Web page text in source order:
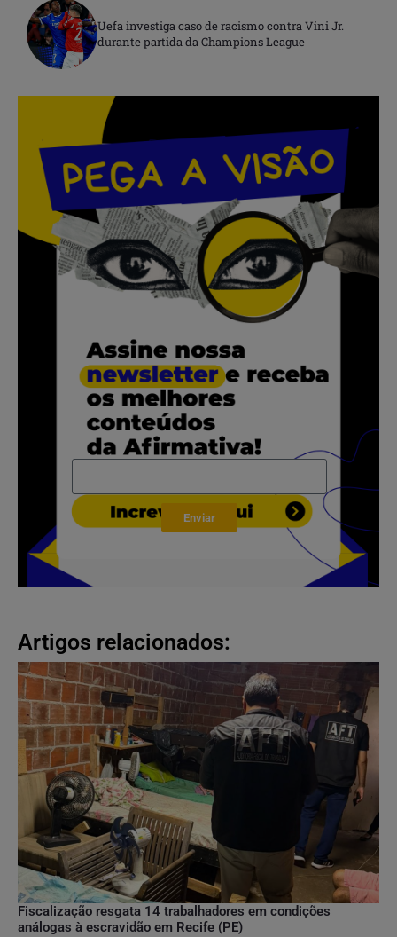
Uefa investiga caso de racismo contra Vini Jr.
durante partida da Champions League
.
.
Enviar
Artigos relacionados:
Fiscalização resgata 14 trabalhadores em condições
análogas à escravidão em Recife (PE)